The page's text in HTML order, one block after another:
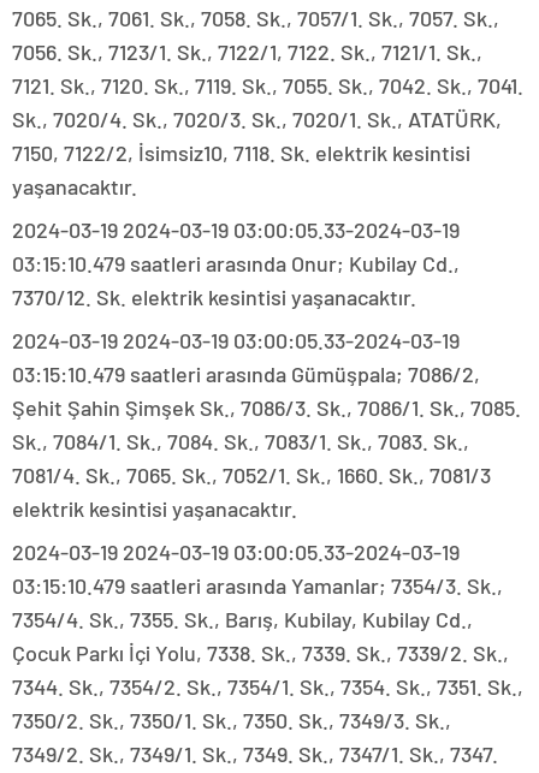
7065. Sk., 7061. Sk., 7058. Sk., 7057/1. Sk., 7057. Sk.,
7056. Sk., 7123/1. Sk., 7122/1, 7122. Sk., 7121/1. Sk.,
7121. Sk., 7120. Sk., 7119. Sk., 7055. Sk., 7042. Sk., 7041.
Sk., 7020/4. Sk., 7020/3. Sk., 7020/1. Sk., ATATÜRK,
7150, 7122/2, İsimsiz10, 7118. Sk. elektrik kesintisi
yaşanacaktır.
2024-03-19 2024-03-19 03:00:05.33-2024-03-19
03:15:10.479 saatleri arasında Onur; Kubilay Cd.,
7370/12. Sk. elektrik kesintisi yaşanacaktır.
2024-03-19 2024-03-19 03:00:05.33-2024-03-19
03:15:10.479 saatleri arasında Gümüşpala; 7086/2,
Şehit Şahin Şimşek Sk., 7086/3. Sk., 7086/1. Sk., 7085.
Sk., 7084/1. Sk., 7084. Sk., 7083/1. Sk., 7083. Sk.,
7081/4. Sk., 7065. Sk., 7052/1. Sk., 1660. Sk., 7081/3
elektrik kesintisi yaşanacaktır.
2024-03-19 2024-03-19 03:00:05.33-2024-03-19
03:15:10.479 saatleri arasında Yamanlar; 7354/3. Sk.,
7354/4. Sk., 7355. Sk., Barış, Kubilay, Kubilay Cd.,
Çocuk Parkı İçi Yolu, 7338. Sk., 7339. Sk., 7339/2. Sk.,
7344. Sk., 7354/2. Sk., 7354/1. Sk., 7354. Sk., 7351. Sk.,
7350/2. Sk., 7350/1. Sk., 7350. Sk., 7349/3. Sk.,
7349/2. Sk., 7349/1. Sk., 7349. Sk., 7347/1. Sk., 7347.